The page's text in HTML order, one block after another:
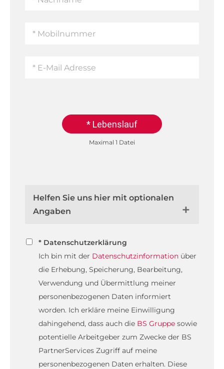
* Lebenslauf
Maximal 1 Datei
Helfen Sie uns hier mit optionalen
Angaben
* Datenschutzerklärung
Ich bin mit der Datenschutzinformation über
die Erhebung, Speicherung, Bearbeitung,
Verwendung und Übermittlung meiner
personenbezogenen Daten informiert
worden. Ich erkläre meine Einwilligung
dahingehend, dass auch die BS Gruppe sowie
potentielle Arbeitgeber zum Zwecke der BS
PartnerServices Zugriff auf meine
personenbezogenen Daten erhalten. Diese